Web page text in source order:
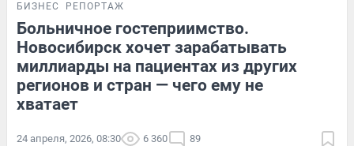
БИЗНЕС РЕПОРТАЖ
Больничное гостеприимство.
Новосибирск хочет зарабатывать
миллиарды на пациентах из других
регионов и стран — чего ему не
хватает
24 апреля, 2026, 08:30 6 360 89